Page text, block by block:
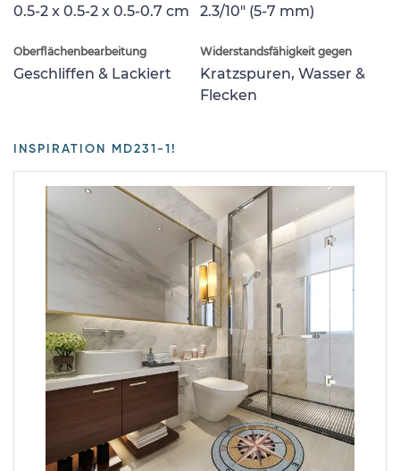
0.5-2 x 0.5-2 x 0.5-0.7 cm 2.3/10" (5-7 mm)
Oberflächenbearbeitung
Geschliffen & Lackiert
Widerstandsfähigkeit gegen
Kratzspuren, Wasser &
Flecken
INSPIRATION MD231-1!